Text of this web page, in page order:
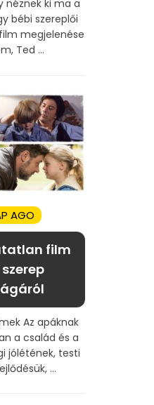
néznek ki ma a
bébi szereplői
megjelenése
Ted ...
AGO
film
Az apáknak
a család és a
jólétének, testi
...